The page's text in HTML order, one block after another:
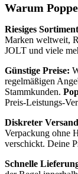
Warum
Riesiges
Marken weltweit,
JOLT und viele
Günstige Preise:
regelmäßigen
Stammkunden.
Preis-Leistungs-
Diskreter
Verpackung ohne
verschickt. Deine
Schnelle